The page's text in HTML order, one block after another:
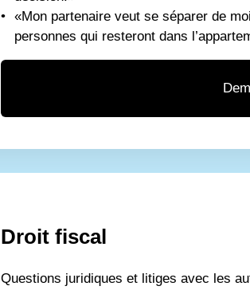
«Mon partenaire veut se séparer de
personnes qui resteront dans
Droit fiscal
Questions juridiques et litiges avec les